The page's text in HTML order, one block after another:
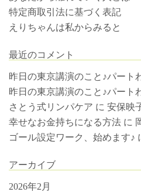
特定商取引法に基づく表記
えりちゃんは私からみると
最近のコメント
昨日の東京講演のこと♪パート
昨日の東京講演のこと♪パート
さとう式リンパケア に 安保映
幸せなお金持ちになる方法 に
ゴール設定ワーク、始めます♪
アーカイブ
2026年2月